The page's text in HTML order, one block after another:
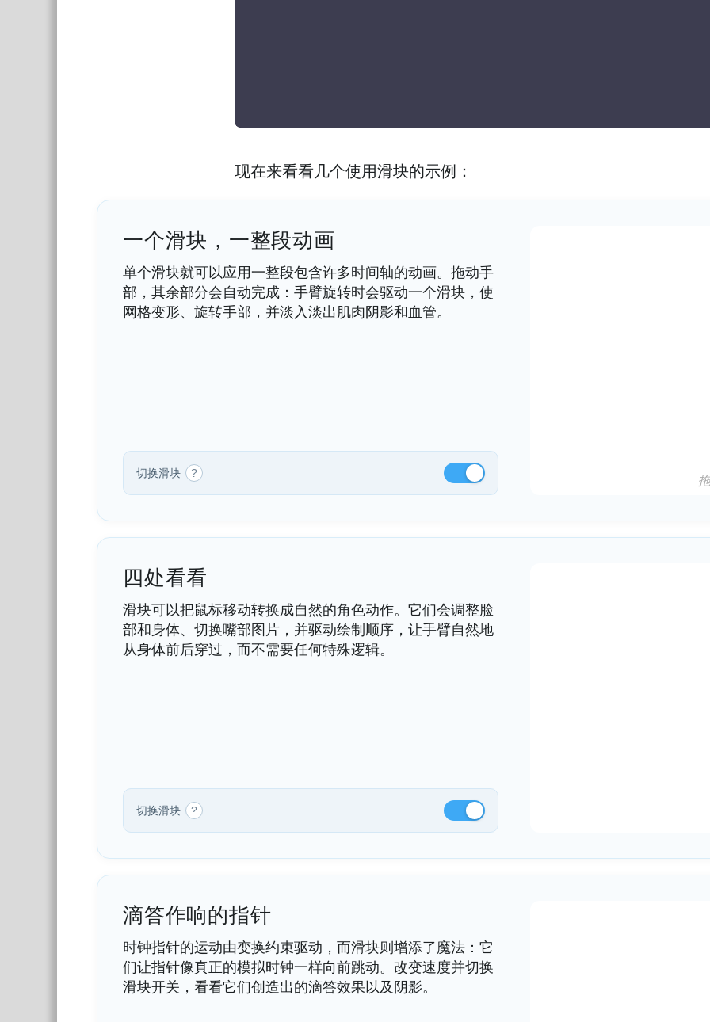
现在来看看几个使用滑块的示例：
一个滑块，一整段动画
单个滑块就可以应用一整段包含许多时间轴的动画。拖动手
部，其余部分会自动完成：手臂旋转时会驱动一个滑块，使
网格变形、旋转手部，并淡入淡出肌肉阴影和血管。
切换滑块 ?
四处看看
滑块可以把鼠标移动转换成自然的角色动作。它们会调整脸
部和身体、切换嘴部图片，并驱动绘制顺序，让手臂自然地
从身体前后穿过，而不需要任何特殊逻辑。
切换滑块 ?
滴答作响的指针
时钟指针的运动由变换约束驱动，而滑块则增添了魔法：它
们让指针像真正的模拟时钟一样向前跳动。改变速度并切换
滑块开关，看看它们创造出的滴答效果以及阴影。